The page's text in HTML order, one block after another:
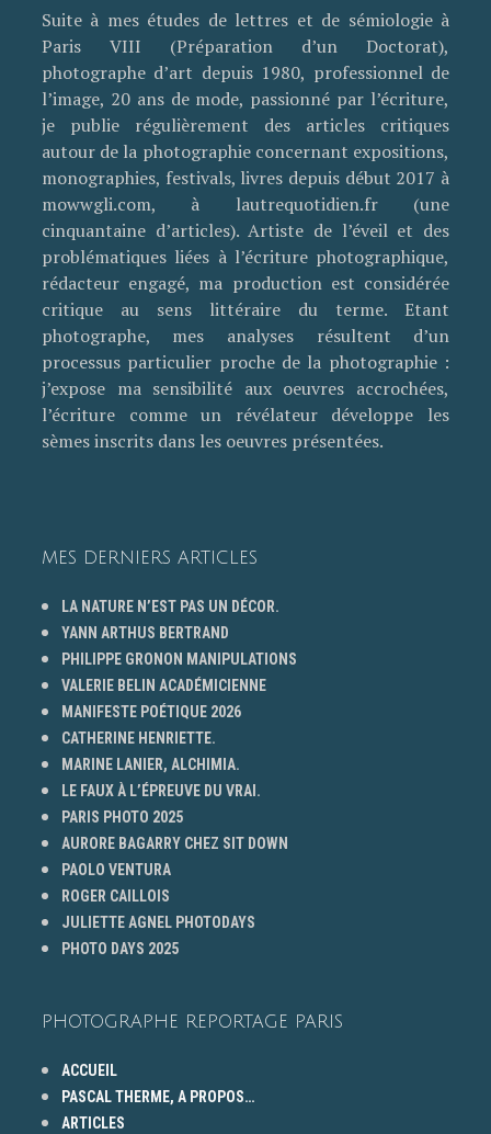
Suite à mes études de lettres et de sémiologie à
Paris VIII (Préparation d’un Doctorat),
photographe d’art depuis 1980, professionnel de
l’image, 20 ans de mode, passionné par l’écriture,
je publie régulièrement des articles critiques
autour de la photographie concernant expositions,
monographies, festivals, livres depuis début 2017 à
mowwgli.com, à lautrequotidien.fr (une
cinquantaine d’articles). Artiste de l’éveil et des
problématiques liées à l’écriture photographique,
rédacteur engagé, ma production est considérée
critique au sens littéraire du terme. Etant
photographe, mes analyses résultent d’un
processus particulier proche de la photographie :
j’expose ma sensibilité aux oeuvres accrochées,
l’écriture comme un révélateur développe les
sèmes inscrits dans les oeuvres présentées.
MES DERNIERS ARTICLES
LA NATURE N’EST PAS UN DÉCOR.
YANN ARTHUS BERTRAND
PHILIPPE GRONON MANIPULATIONS
VALERIE BELIN ACADÉMICIENNE
MANIFESTE POÉTIQUE 2026
CATHERINE HENRIETTE.
MARINE LANIER, ALCHIMIA.
LE FAUX À L’ÉPREUVE DU VRAI.
PARIS PHOTO 2025
AURORE BAGARRY CHEZ SIT DOWN
PAOLO VENTURA
ROGER CAILLOIS
JULIETTE AGNEL PHOTODAYS
PHOTO DAYS 2025
PHOTOGRAPHE REPORTAGE PARIS
ACCUEIL
PASCAL THERME, A PROPOS…
ARTICLES